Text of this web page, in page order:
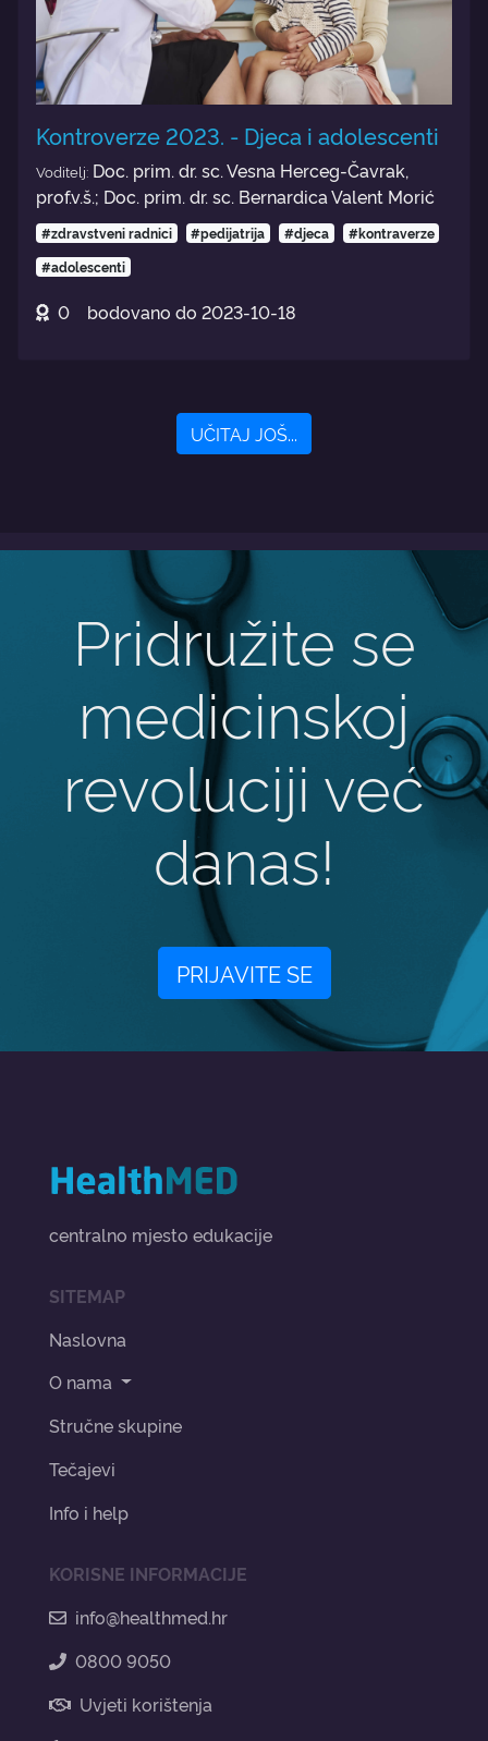
Kontroverze 2023. - Djeca i adolescenti
Voditelj: Doc. prim. dr. sc. Vesna Herceg-Čavrak,
prof.v.š.; Doc. prim. dr. sc. Bernardica Valent Morić
#zdravstveni radnici #pedijatrija #djeca
#kontraverze
#adolescenti
0 bodovano do 2023-10-18
UČITAJ JOŠ...
Pridružite se
medicinskoj
revoluciji već
danas!
PRIJAVITE SE
centralno mjesto edukacije
SITEMAP
Naslovna
O nama
Stručne skupine
Tečajevi
Info i help
KORISNE INFORMACIJE
info@healthmed.hr
0800 9050
Uvjeti korištenja